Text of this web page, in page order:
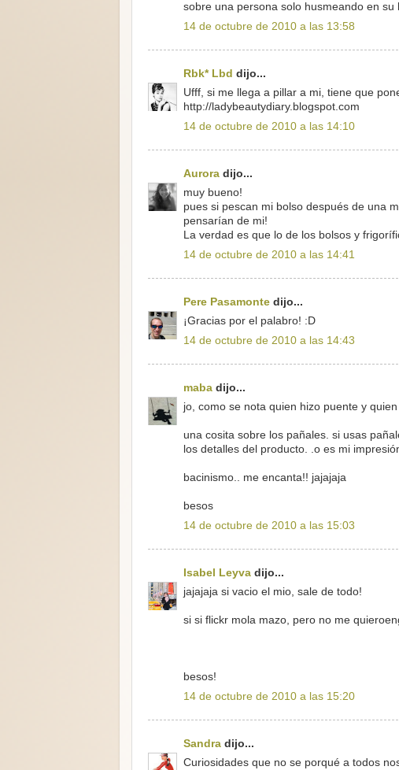
sobre una persona solo husmeando en su
14 de octubre de 2010 a las 13:58
Rbk* Lbd dijo...
Ufff, si me llega a pillar a mi, tiene que
http://ladybeautydiary.blogspot.com
14 de octubre de 2010 a las 14:10
Aurora dijo...
muy bueno!
pues si pescan mi bolso después de una
pensarían de mi!
La verdad es que lo de los bolsos y
14 de octubre de 2010 a las 14:41
Pere Pasamonte dijo...
¡Gracias por el palabro! :D
14 de octubre de 2010 a las 14:43
maba dijo...
jo, como se nota quien hizo puente y
una cosita sobre los pañales. si usas
los detalles del producto. .o es mi
bacinismo.. me encanta!! jajajaja
besos
14 de octubre de 2010 a las 15:03
Isabel Leyva dijo...
jajajaja si vacio el mio, sale de todo!
si si flickr mola mazo, pero no me
besos!
14 de octubre de 2010 a las 15:20
Sandra dijo...
Curiosidades que no se porqué a todos